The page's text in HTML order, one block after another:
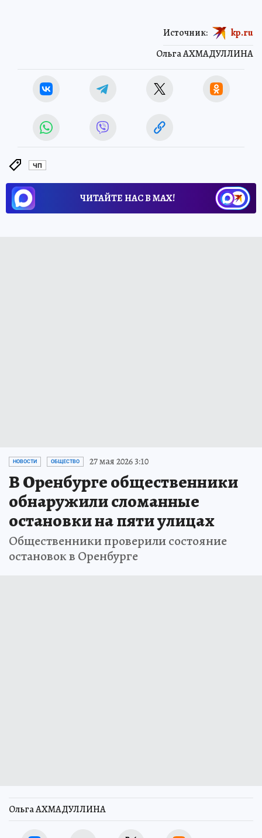
Ольга АХМАДУЛЛИНА
Источник: kp.ru
ЧП
ЧИТАЙТЕ НАС В МАХ!
НОВОСТИ ОБЩЕСТВО 27 мая 2026 3:10
В Оренбурге общественники
обнаружили сломанные
остановки на пяти улицах
Общественники проверили состояние
остановок в Оренбурге
Ольга АХМАДУЛЛИНА